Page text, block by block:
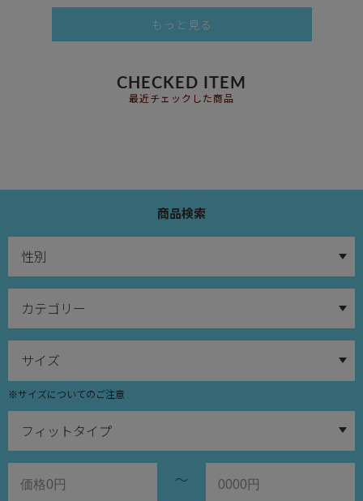
もっと見る
CHECKED ITEM
最近チェックした商品
商品検索
※サイズについてのご注意
～